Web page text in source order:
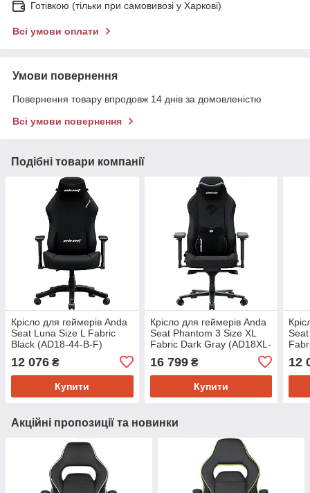
Готівкою (тільки при самовивозі у Харкові)
Всі умови оплати
Умови повернення
Повернення товару впродовж 14 днів за домовленістю
Всі умови повернення
Подібні товари компанії
Крісло для геймерів Anda
Seat Luna Size L Fabric
Black (AD18-44-B-F)
12 076 ₴
Купити
Крісло для геймерів Anda
Seat Phantom 3 Size XL
Fabric Dark Gray (AD18XL-
16 799₴
Купити
12
Акційні пропозиції та новинки